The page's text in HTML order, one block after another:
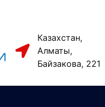
Казахстан,
Алматы,
Байзакова, 221